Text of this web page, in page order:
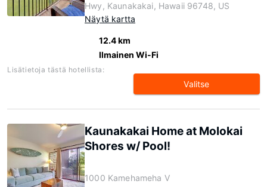
Hwy, Kaunakakai, Hawaii 96748, US
Näytä kartta
12.4 km
Ilmainen Wi-Fi
Lisätietoja tästä hotellista:
Valitse
Kaunakakai Home at Molokai
Shores w/ Pool!
1000 Kamehameha V